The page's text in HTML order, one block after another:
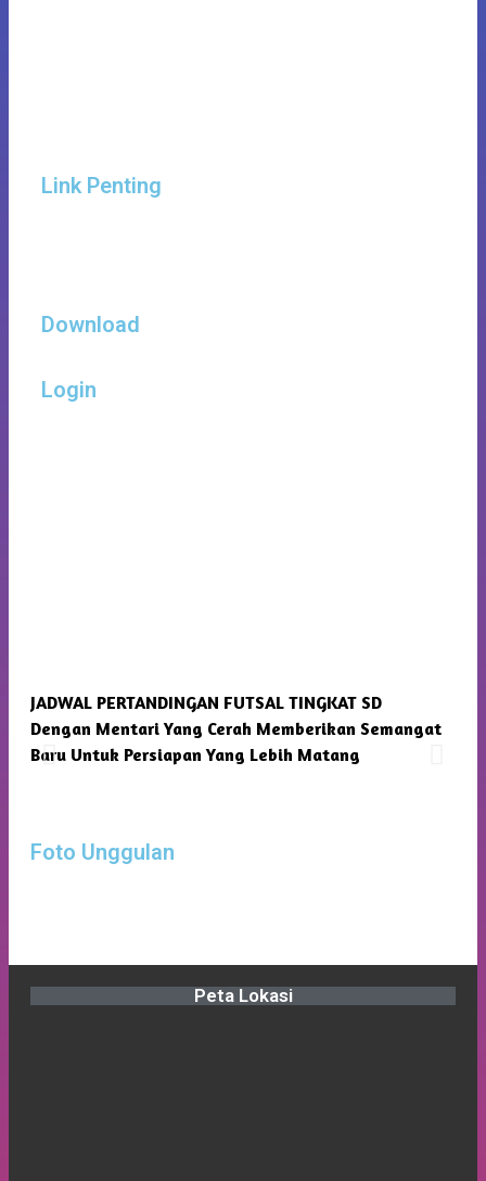
Link Penting
Download
Login
JADWAL PERTANDINGAN FUTSAL TINGKAT SD
Dengan Mentari Yang Cerah Memberikan Semangat
Baru Untuk Persiapan Yang Lebih Matang
Foto Unggulan
Peta Lokasi